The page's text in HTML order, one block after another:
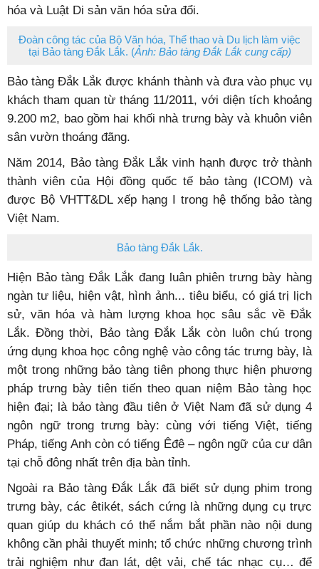
hóa và Luật Di sản văn hóa sửa đổi.
Đoàn công tác của Bộ Văn hóa, Thể thao và Du lịch làm việc
tại Bảo tàng Đắk Lắk. (Ảnh: Bảo tàng Đắk Lắk cung cấp)
Bảo tàng Đắk Lắk được khánh thành và đưa vào phục vụ
khách tham quan từ tháng 11/2011, với diện tích khoảng
9.200 m2, bao gồm hai khối nhà trưng bày và khuôn viên
sân vườn thoáng đãng.
Năm 2014, Bảo tàng Đắk Lắk vinh hạnh được trở thành
thành viên của Hội đồng quốc tế bảo tàng (ICOM) và
được Bộ VHTT&DL xếp hạng I trong hệ thống bảo tàng
Việt Nam.
Bảo tàng Đắk Lắk.
Hiện Bảo tàng Đắk Lắk đang luân phiên trưng bày hàng
ngàn tư liệu, hiện vật, hình ảnh... tiêu biểu, có giá trị lịch
sử, văn hóa và hàm lượng khoa học sâu sắc về Đắk
Lắk. Đồng thời, Bảo tàng Đắk Lắk còn luôn chú trọng
ứng dụng khoa học công nghệ vào công tác trưng bày, là
một trong những bảo tàng tiên phong thực hiện phương
pháp trưng bày tiên tiến theo quan niệm Bảo tàng học
hiện đại; là bảo tàng đầu tiên ở Việt Nam đã sử dụng 4
ngôn ngữ trong trưng bày: cùng với tiếng Việt, tiếng
Pháp, tiếng Anh còn có tiếng Êđê – ngôn ngữ của cư dân
tại chỗ đông nhất trên địa bàn tỉnh.
Ngoài ra Bảo tàng Đắk Lắk đã biết sử dụng phim trong
trưng bày, các êtikét, sách cứng là những dụng cụ trực
quan giúp du khách có thể nắm bắt phần nào nội dung
không cần phải thuyết minh; tổ chức những chương trình
trải nghiệm như đan lát, dệt vải, chế tác nhạc cụ… để